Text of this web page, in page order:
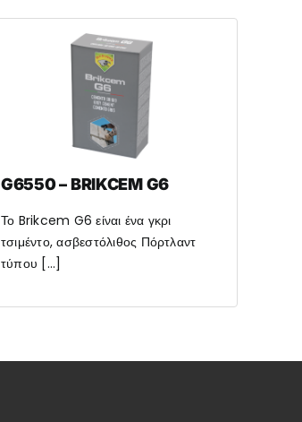
G6550 – BRIKCEM G6
Το Brikcem G6 είναι ένα γκρι
τσιμέντο, ασβεστόλιθος Πόρτλαντ
τύπου [...]